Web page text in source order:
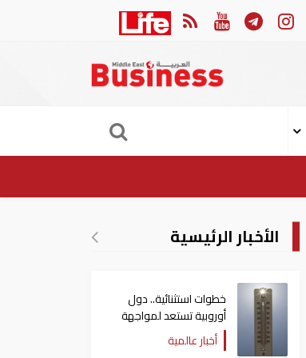
الأخبار الرئيسية
خطوات استثنائية.. دول
أوروبية تستعد لمواجهة
موجة حر غير مسبوقة
أخبار عالمية